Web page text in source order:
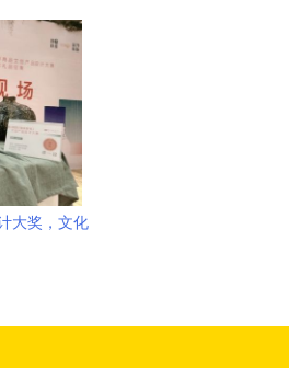
大奖，文化